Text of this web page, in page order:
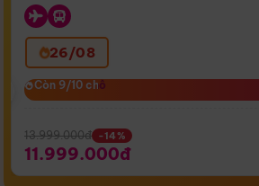
26/08
Còn 9/10 chỗ
Còn 9/10 chỗ
13.999.000đ -14%
11.999.000đ